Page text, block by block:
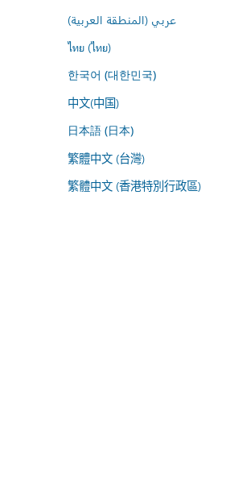
عربي (المنطقة العربية)
ไทย (ไทย)
한국어 (대한민국)
中文(中国)
日本語 (日本)
繁體中文 (台灣)
繁體中文 (香港特別行政區)